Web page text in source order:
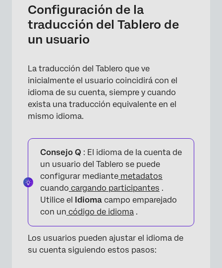
Configuración de la
traducción del Tablero de
un usuario
La traducción del Tablero que ve
inicialmente el usuario coincidirá con el
idioma de su cuenta, siempre y cuando
exista una traducción equivalente en el
mismo idioma.
Consejo Q : El idioma de la cuenta de
un usuario del Tablero se puede
configurar mediante metadatos
cuando cargando participantes .
Utilice el
Idioma campo emparejado
con un código de idioma .
Los usuarios pueden ajustar el idioma de
su cuenta siguiendo estos pasos: